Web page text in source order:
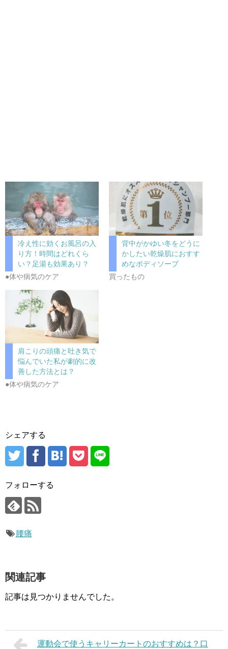
冷え性に効くお風呂の入
り方！時間はどれくら
い？足湯も効果あり？
●体や病気のケア
背中がかゆい冬をどうに
かしたい乾燥肌におすす
めなボディソープ
買ったもの
肩こりの頭痛と吐き気で
悩んでいた私が劇的に改
善した方法とは？
●体や病気のケア
シェアする
フォローする
腰痛
関連記事
記事は見つかりませんでした。
運動会で使うキャリーカートのおすすめは？口